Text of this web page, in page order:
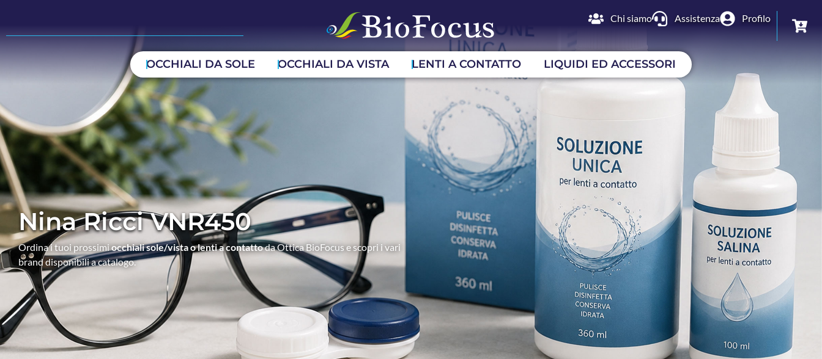
Chi siamo Assistenza Profilo
OCCHIALI DA SOLE OCCHIALI DA VISTA LENTI A CONTATTO LIQUIDI ED ACCESSORI
Nina Ricci VNR450
Ordina i tuoi prossimiocchiali sole/vista o lenti a contattoda Ottica BioFocus e scopri i vari
brand disponibili a catalogo.